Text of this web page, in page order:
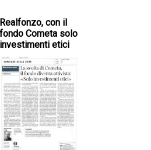
Realfonzo, con il
fondo Cometa solo
investimenti etici